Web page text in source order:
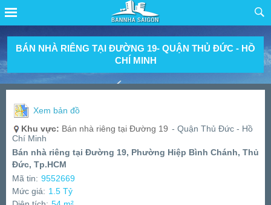
BÁN NHÀ RIÊNG TẠI ĐƯỜNG 19- QUẬN THỦ ĐỨC - HỒ
CHÍ MINH
Xem bản đồ
Khu vực: Bán nhà riêng tại Đường 19 - Quận Thủ Đức - Hồ
Chí Minh
Bán nhà riêng tại Đường 19, Phường Hiệp Bình Chánh, Thủ
Đức, Tp.HCM
Mã tin: 9552669
Mức giá: 1.5 Tỷ